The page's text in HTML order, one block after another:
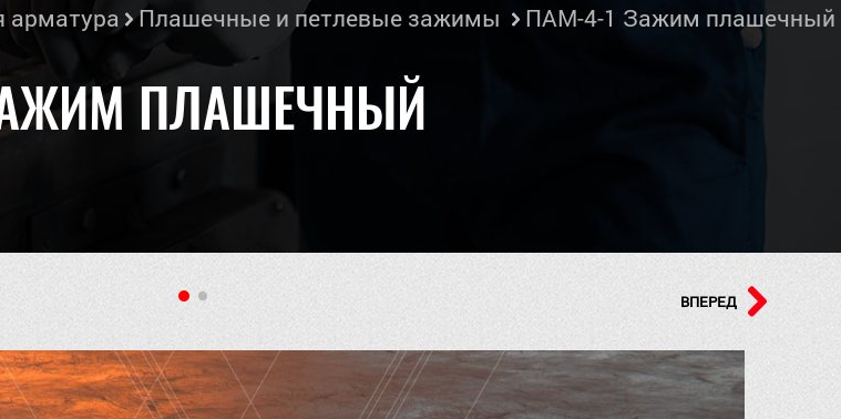
арматура Плашечные и петлевые зажимы ПАМ-4-1 Зажим плашечный
ПЛАШЕЧНЫЙ
ВПЕРЕД